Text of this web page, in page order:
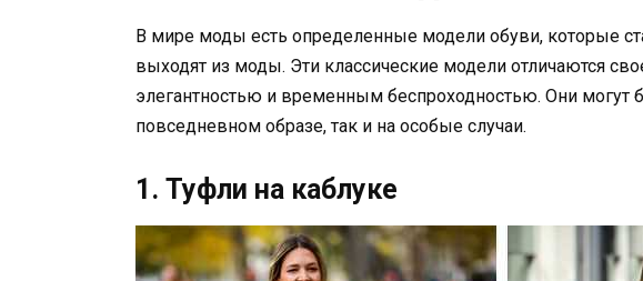
В мире моды есть определенные модели обуви, которые
выходят из моды. Эти классические модели отличаются
элегантностью и временным беспроходностью. Они могут
повседневном образе, так и на особые случаи.
1. Туфли на каблуке